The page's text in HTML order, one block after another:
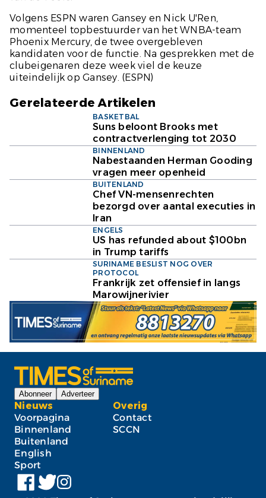
Volgens ESPN waren Gansey en Nick U'Ren,
momenteel topbestuurder van het WNBA-team
Phoenix Mercury, de twee overgebleven
kandidaten voor de functie. Na gesprekken met de
clubeigenaren deze week viel de keuze
uiteindelijk op Gansey. (ESPN)
Gerelateerde Artikelen
BASKETBAL
Suns beloont Brooks met
contractverlenging tot 2030
BINNENLAND
Nabestaanden Herman Gooding
vragen meer openheid
BUITENLAND
Chef VN-mensenrechten
bezorgd over aantal executies in
Iran
ENGELS
US has refunded about $100bn
in Trump tariffs
SURINAME BESLIST NOG OVER
PROTOCOL
Frankrijk zet offensief in langs
Marowijnerivier
Abonneer Adverteer
Nieuws
Voorpagina
Binnenland
Buitenland
English
Sport
Overig
Contact
SCCN